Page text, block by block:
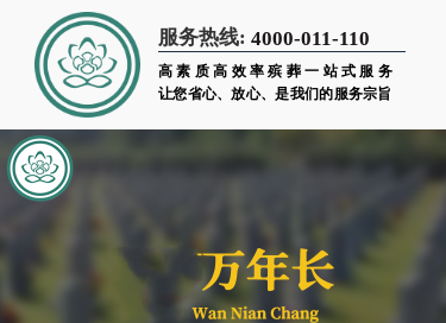
服务热线: 4000-011-110
高素质高效率殡葬一站式服务
让您省心、放心、是我们的服务宗旨